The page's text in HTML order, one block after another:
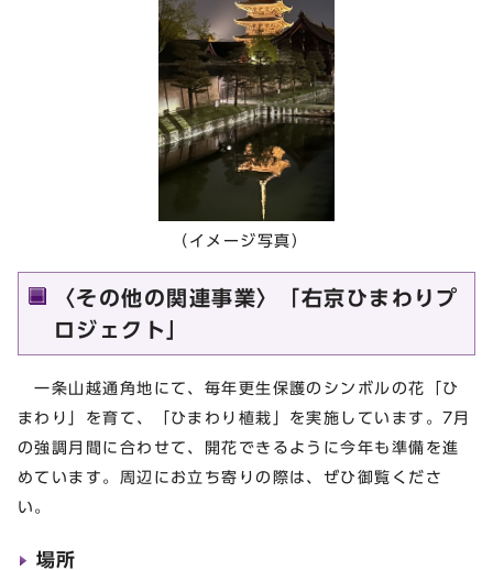
（イメージ写真）
〈その他の関連事業〉「右京ひまわりプ
ロジェクト」
一条山越通角地にて、毎年更生保護のシンボルの花「ひ
まわり」を育て、「ひまわり植栽」を実施しています。7月
の強調月間に合わせて、開花できるように今年も準備を進
めています。周辺にお立ち寄りの際は、ぜひ御覧くださ
い。
場所